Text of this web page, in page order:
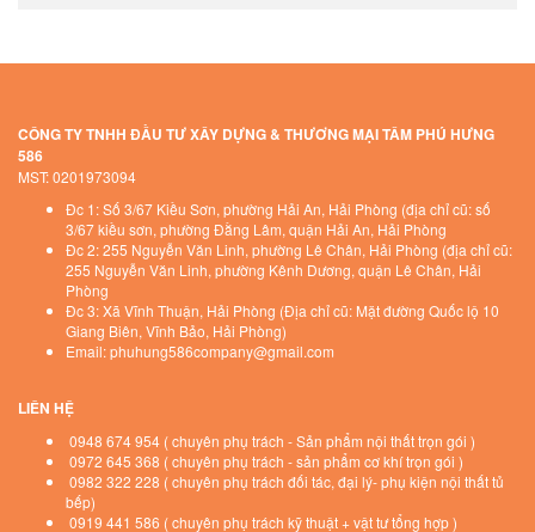
CÔNG TY TNHH ĐẦU TƯ XÂY DỰNG & THƯƠNG MẠI TÂM PHÚ HƯNG
586
MST: 0201973094
Đc 1: Số 3/67 Kiều Sơn, phường Hải An, Hải Phòng (địa chỉ cũ: số
3/67 kiều sơn, phường Đằng Lâm, quận Hải An, Hải Phòng
Đc 2: 255 Nguyễn Văn Linh, phường Lê Chân, Hải Phòng (địa chỉ cũ:
255 Nguyễn Văn Linh, phường Kênh Dương, quận Lê Chân, Hải
Phòng
Đc 3: Xã Vĩnh Thuận, Hải Phòng (Địa chỉ cũ: Mặt đường Quốc lộ 10
Giang Biên, Vĩnh Bảo, Hải Phòng)
Email: phuhung586company@gmail.com
LIÊN HỆ
0948 674 954 ( chuyên phụ trách - Sản phẩm nội thất trọn gói )
0972 645 368 ( chuyên phụ trách - sản phẩm cơ khí trọn gói )
0982 322 228 ( chuyên phụ trách đối tác, đại lý- phụ kiện nội thất tủ
bếp)
0919 441 586 ( chuyên phụ trách kỹ thuật + vật tư tổng hợp )